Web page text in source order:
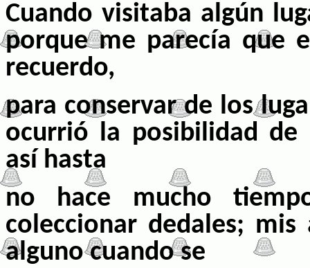
Cuando visitaba algún
porque me parecía que
recuerdo,
para conservar de los
ocurrió la posibilidad de
así hasta
no hace mucho
coleccionar dedales;
alguno cuando se